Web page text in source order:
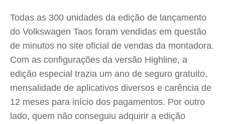
Todas as 300 unidades da edição de lançamento
do Volkswagen Taos foram vendidas em questão
de minutos no site oficial de vendas da montadora.
Com as configurações da versão Highline, a
edição especial trazia um ano de seguro gratuito,
mensalidade de aplicativos diversos e carência de
12 meses para início dos pagamentos. Por outro
lado, quem não conseguiu adquirir a edição